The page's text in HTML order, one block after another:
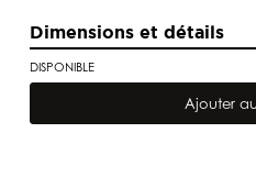
Dimensions et détails
DISPONIBLE
quantité
Ajouter